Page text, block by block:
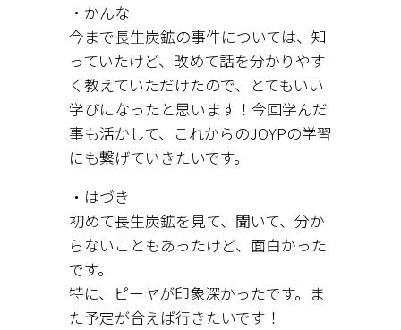
・かんな
今まで長生炭鉱の事件については、知
っていたけど、改めて話を分かりやす
く教えていただけたので、とてもいい
学びになったと思います！今回学んだ
事も活かして、これからのJOYPの学習
にも繋げていきたいです。
・はづき
初めて長生炭鉱を見て、聞いて、分か
らないこともあったけど、面白かった
です。
特に、ピーヤが印象深かったです。ま
た予定が合えば行きたいです！